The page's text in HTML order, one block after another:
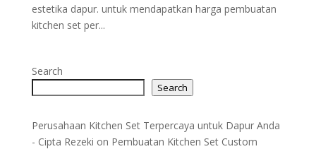
estetika dapur. untuk mendapatkan harga pembuatan
kitchen set per...
Search
Search
Perusahaan Kitchen Set Terpercaya untuk Dapur Anda
- Cipta Rezeki on Pembuatan Kitchen Set Custom